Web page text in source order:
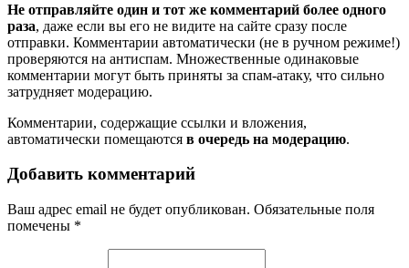
Не отправляйте один и тот же комментарий более одного
раза, даже если вы его не видите на сайте сразу после
отправки. Комментарии автоматически (не в ручном режиме!)
проверяются на антиспам. Множественные одинаковые
комментарии могут быть приняты за спам-атаку, что сильно
затрудняет модерацию.
Комментарии, содержащие ссылки и вложения,
автоматически помещаются в очередь на модерацию.
Добавить комментарий
Ваш адрес email не будет опубликован. Обязательные поля
помечены *